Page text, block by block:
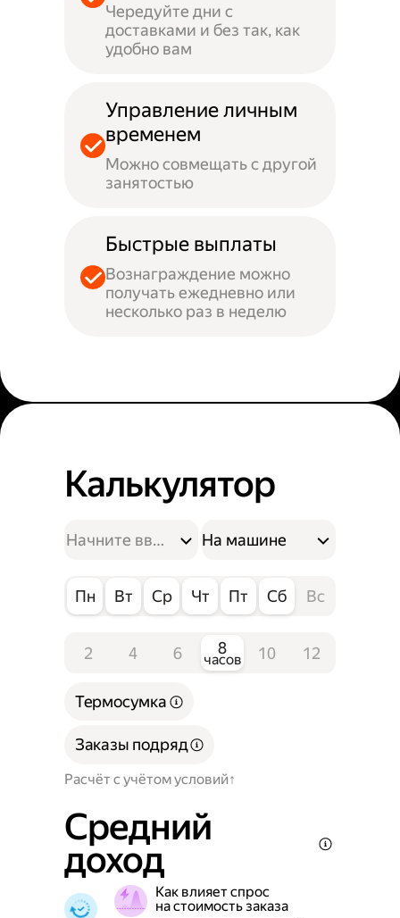
Чередуйте дни с
доставками и без так, как
удобно вам
Управление личным
временем
Можно совмещать с другой
занятостью
Быстрые выплаты
Вознаграждение можно
получать ежедневно или
несколько раз в неделю
Калькулятор
На машине
Пн Вт Ср Чт Пт Сб Вс
2 4 6 8
часов 10 12
Расчёт с учётом условий
Термосумка
Заказы подряд
Средний
доход
Как влияет спрос
на стоимость заказа